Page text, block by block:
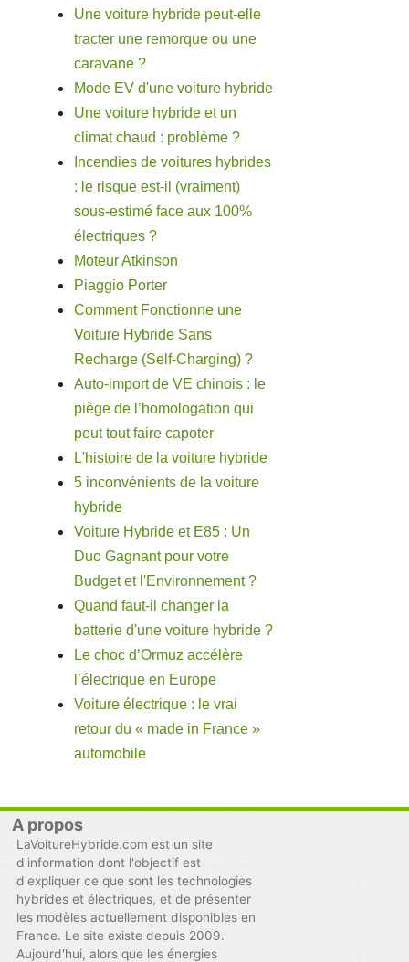
Une voiture hybride peut-elle
tracter une remorque ou une
caravane ?
Mode EV d'une voiture hybride
Une voiture hybride et un
climat chaud : problème ?
Incendies de voitures hybrides
: le risque est-il (vraiment)
sous-estimé face aux 100%
électriques ?
Moteur Atkinson
Piaggio Porter
Comment Fonctionne une
Voiture Hybride Sans
Recharge (Self-Charging) ?
Auto-import de VE chinois : le
piège de l’homologation qui
peut tout faire capoter
L'histoire de la voiture hybride
5 inconvénients de la voiture
hybride
Voiture Hybride et E85 : Un
Duo Gagnant pour votre
Budget et l'Environnement ?
Quand faut-il changer la
batterie d'une voiture hybride ?
Le choc d’Ormuz accélère
l’électrique en Europe
Voiture électrique : le vrai
retour du « made in France »
automobile
A propos
LaVoitureHybride.com est un site
d'information dont l'objectif est
d'expliquer ce que sont les technologies
hybrides et électriques, et de présenter
les modèles actuellement disponibles en
France. Le site existe depuis 2009.
Aujourd'hui, alors que les énergies